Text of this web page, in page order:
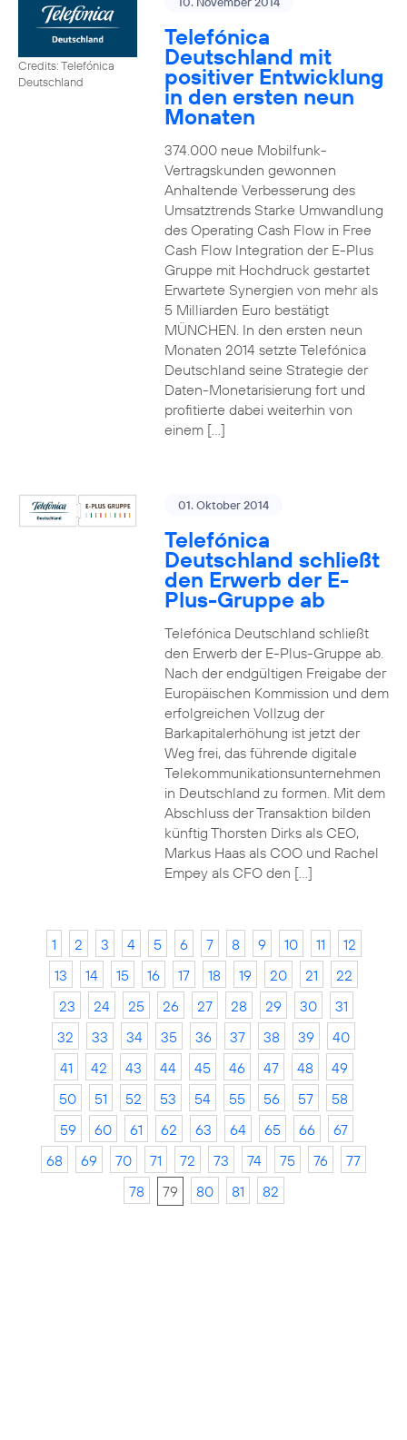
Credits: Telefónica
Deutschland
Telefónica
Deutschland mit
positiver Entwicklung
in den ersten neun
Monaten
374.000 neue Mobilfunk-
Vertragskunden gewonnen
Anhaltende Verbesserung des
Umsatztrends Starke Umwandlung
des Operating Cash Flow in Free
Cash Flow Integration der E-Plus
Gruppe mit Hochdruck gestartet
Erwartete Synergien von mehr als
5 Milliarden Euro bestätigt
MÜNCHEN. In den ersten neun
Monaten 2014 setzte Telefónica
Deutschland seine Strategie der
Daten-Monetarisierung fort und
profitierte dabei weiterhin von
einem […]
01. Oktober 2014
Telefónica
Deutschland schließt
den Erwerb der E-
Plus-Gruppe ab
Telefónica Deutschland schließt
den Erwerb der E-Plus-Gruppe ab.
Nach der endgültigen Freigabe der
Europäischen Kommission und dem
erfolgreichen Vollzug der
Barkapitalerhöhung ist jetzt der
Weg frei, das führende digitale
Telekommunikationsunternehmen
in Deutschland zu formen. Mit dem
Abschluss der Transaktion bilden
künftig Thorsten Dirks als CEO,
Markus Haas als COO und Rachel
Empey als CFO den […]
1 2 3 4 5 6 7 8 9 10 11
12
13
14 15 16 17 18 19 20 21
22
23
24 25 26 27 28 29 30
31
32
33 34 35 36 37 38 39
40
41
42 43 44 45 46 47 48
49
50
51 52 53 54 55 56 57
58
59
60 61 62 63 64 65 66
67
68
69 70 71 72 73 74 75 76
77
78
79 80 81 82